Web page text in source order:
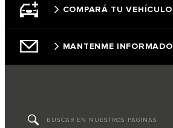
COMPARÁ TU VEHÍCULO
MANTENME INFORMADO